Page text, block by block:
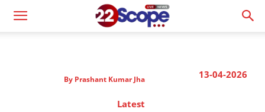
13-04-2026
By Prashant Kumar Jha
Latest